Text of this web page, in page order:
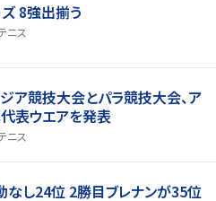
8強出揃う
ニス
ア競技大会とパラ競技大会、ア
表ウエアを発表
ニス
し24位 2勝目ブレナンが35位